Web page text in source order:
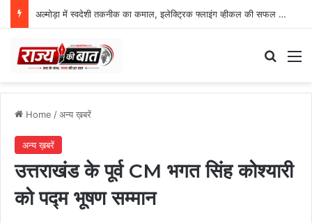
अल्मोड़ा में स्वदेशी तकनीक का कमाल, इलेक्ट्रिक फ्लाइंग व्हीकल की सफल ट्रायल उड़ान
Home /अन्य ख़बरें
अन्य ख़बरें
उत्तराखंड के पूर्व CM भगत सिंह कोश्यारी
को पद्म भूषण सम्मान